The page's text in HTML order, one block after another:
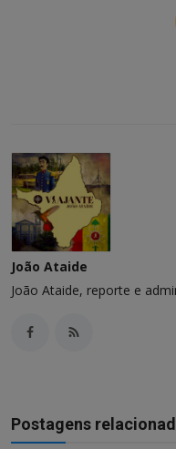
João Ataide
João Ataide, reporte e
Postagens